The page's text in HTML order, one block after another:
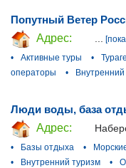
Попутный Ветер
Адрес:
•
Активные туры •
операторы
•
Люди воды, база
Адрес:
•
Базы отдыха •
•
Внутренний туризм •